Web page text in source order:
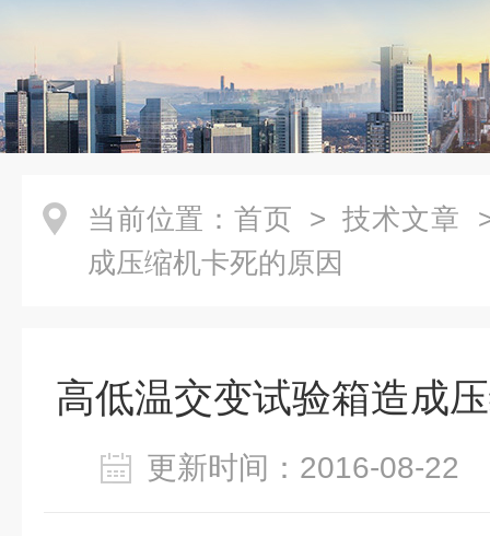
当前位置： 首页 > 技术文章
成压缩机卡死的原因
高低温交变试验箱造成
更新时间：2016-08-